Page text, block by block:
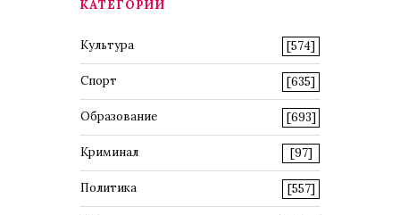
КАТЕГОРИИ
Культура [574]
Спорт [635]
Образование [693]
Криминал [97]
Политика [557]